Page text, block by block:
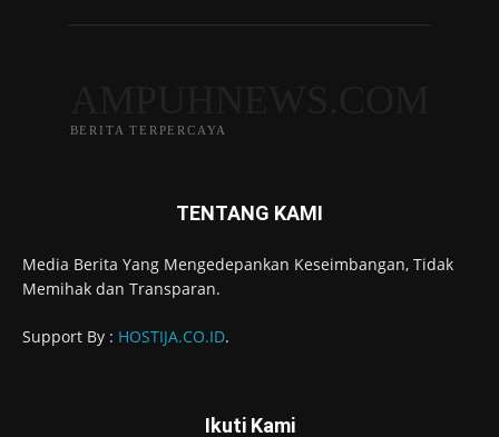
BERITA TERPERCAYA
TENTANG KAMI
Media Berita Yang Mengedepankan Keseimbangan, Tidak
Memihak dan Transparan.
Support By : HOSTIJA.CO.ID.
Ikuti Kami